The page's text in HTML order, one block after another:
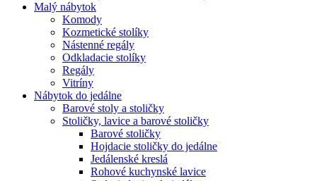
Malý nábytok
Komody
Kozmetické stolíky
Nástenné regály
Odkladacie stolíky
Regály
Vitríny
Nábytok do jedálne
Barové stoly a stoličky
Stoličky, lavice a barové stoličky
Barové stoličky
Hojdacie stoličky do jedálne
Jedálenské kreslá
Rohové kuchynské lavice